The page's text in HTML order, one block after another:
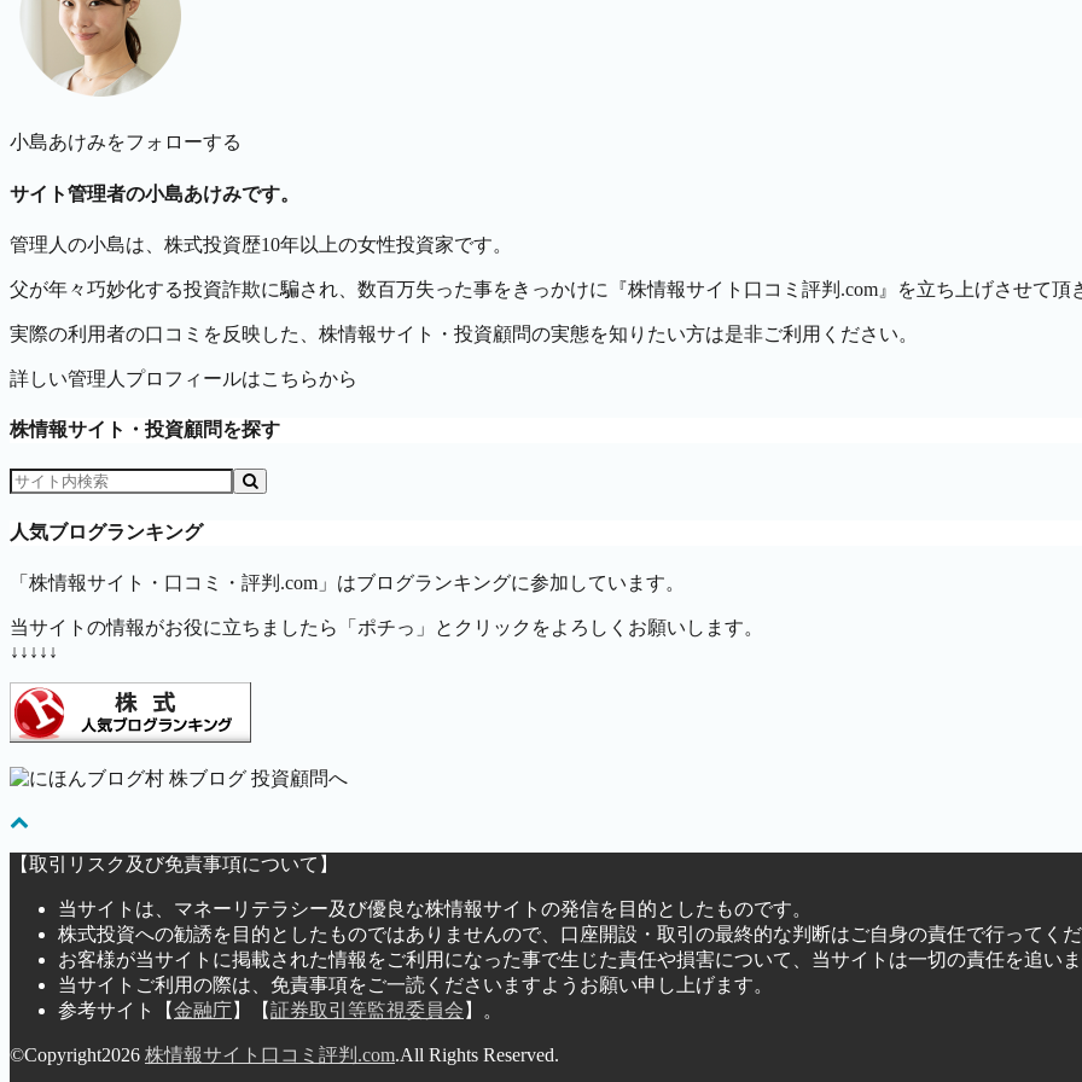
小島あけみをフォローする
サイト管理者の小島あけみです。
管理人の小島は、株式投資歴10年以上の女性投資家です。
父が年々巧妙化する投資詐欺に騙され、数百万失った事をきっかけに『株情報サイト口コミ評判.com』を立ち上げさせて頂
実際の利用者の口コミを反映した、株情報サイト・投資顧問の実態を知りたい方は是非ご利用ください。
詳しい管理人プロフィールはこちらから
株情報サイト・投資顧問を探す
人気ブログランキング
「株情報サイト・口コミ・評判.com」はブログランキングに参加しています。
当サイトの情報がお役に立ちましたら「ポチっ」とクリックをよろしくお願いします。
↓↓↓↓↓
【取引リスク及び免責事項について】
当サイトは、マネーリテラシー及び優良な株情報サイトの発信を目的としたものです。
株式投資への勧誘を目的としたものではありませんので、口座開設・取引の最終的な判断はご自身の責任で行ってくだ
お客様が当サイトに掲載された情報をご利用になった事で生じた責任や損害について、当サイトは一切の責任を追い
当サイトご利用の際は、免責事項をご一読くださいますようお願い申し上げます。
参考サイト【金融庁】【証券取引等監視委員会 】。
©Copyright2026 株情報サイト口コミ評判.com.All Rights Reserved.